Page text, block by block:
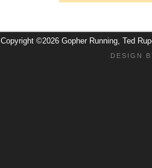
Copyright ©2026 Gopher Running, Ted
DESIGN